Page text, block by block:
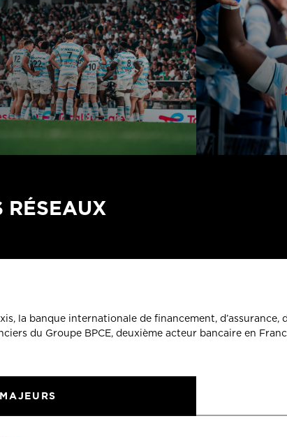
RÉSEAUX
la banque internationale de financement, d’assurance,
du Groupe BPCE, deuxième acteur bancaire en